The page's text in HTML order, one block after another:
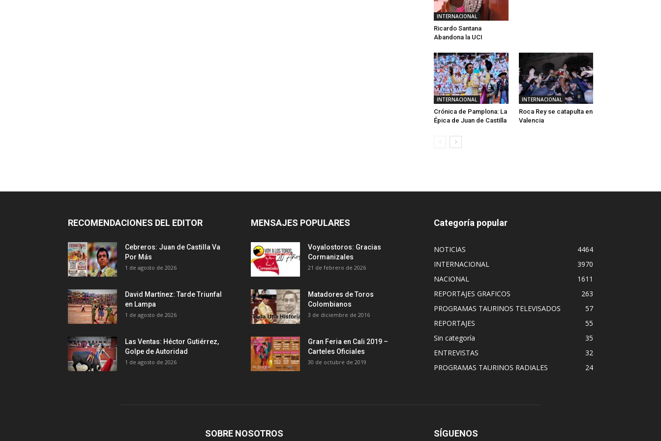
INTERNACIONAL
Ricardo Santana
Abandona la UCI
INTERNACIONAL
Crónica de Pamplona: La
Épica de Juan de Castilla
INTERNACIONAL
Roca Rey se catapulta en
Valencia
RECOMENDACIONES DEL EDITOR
Cebreros: Juan de Castilla Va
Por Más
1 de agosto de 2026
David Martínez: Tarde Triunfal
en Lampa
1 de agosto de 2026
Las Ventas: Héctor Gutiérrez,
Golpe de Autoridad
1 de agosto de 2026
MENSAJES POPULARES
Voyalostoros: Gracias
Cormanizales
21 de febrero de 2026
Matadores de Toros
Colombianos
3 de diciembre de 2016
Gran Feria en Cali 2019 –
Carteles Oficiales
30 de octubre de 2019
Categoría popular
NOTICIAS
4464
INTERNACIONAL
3970
NACIONAL
1611
REPORTAJES GRAFICOS
263
PROGRAMAS TAURINOS TELEVISADOS
57
REPORTAJES
55
Sin categoría
35
ENTREVISTAS
32
PROGRAMAS TAURINOS RADIALES
24
SOBRE NOSOTROS SÍGUENOS